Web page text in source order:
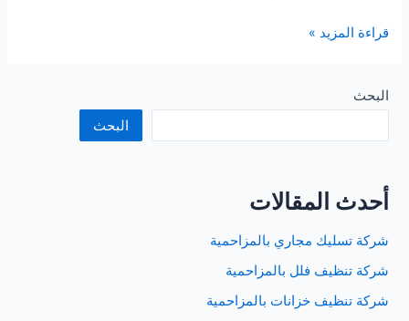
شركه
بالرياض
قراءة المزيد »
البحث
البحث
أحدث المقالات
شركة تسليك مجاري بالمزاحمية
شركة تنظيف فلل بالمزاحمية
شركة تنظيف خزانات بالمزاحمية